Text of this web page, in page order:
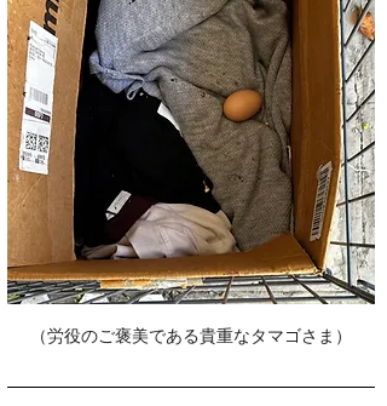
（労役のご褒美である貴重なタマゴさま）